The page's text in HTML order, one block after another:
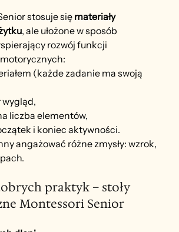
stosuje się materiały
, ale ułożone w sposób
rozwój funkcji
(każde zadanie ma swoją
liczba elementów,
i koniec aktywności.
angażować różne zmysły: wzrok,
praktyk – stoły
Montessori Senior